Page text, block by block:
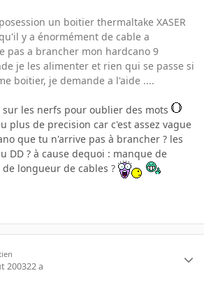
un boitier thermaltake XASER
y a énormément de cable a
pas a brancher mon hardcano 9
je les alimenter et rien qui se passe si
boitier, je demande a l'aide ....
les nerfs pour oublier des mots
plus de precision car c'est assez vague
que tu n'arrive pas à brancher ? les
DD ? à cause dequoi : manque de
longueur de cables ?
200322 a